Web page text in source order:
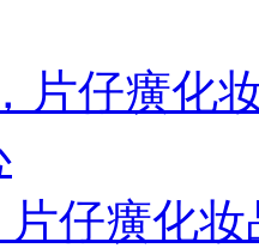
仔癀化